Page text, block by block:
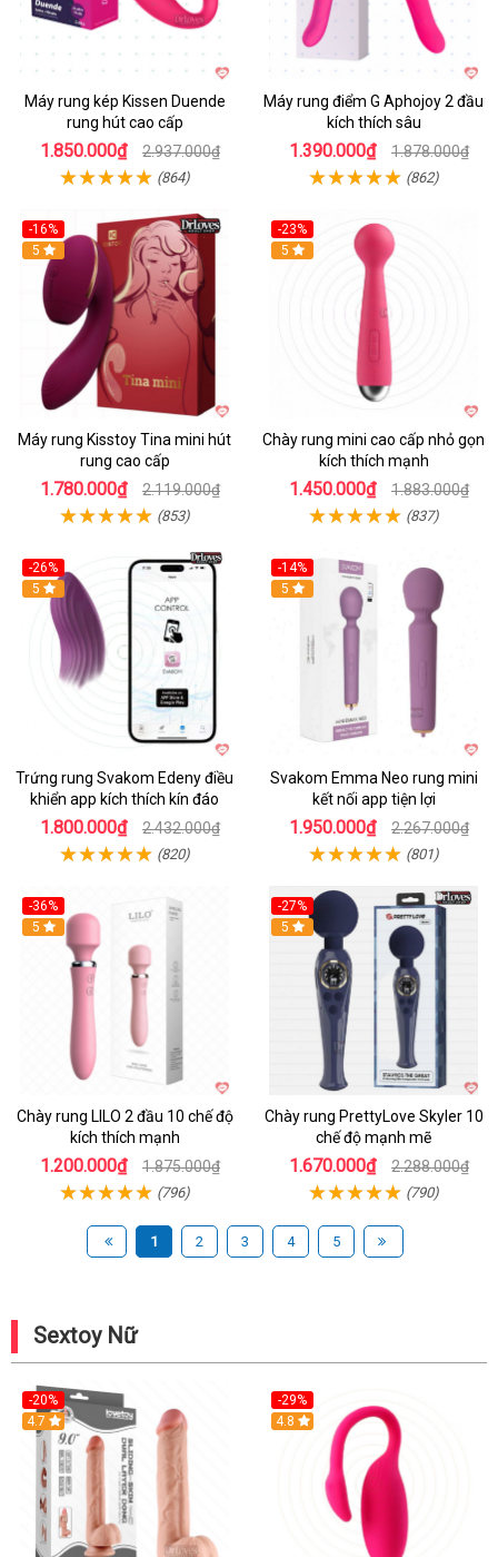
Máy rung kép Kissen Duende
rung hút cao cấp
1.850.000₫ 2.937.000₫
(864)
Máy rung điểm G Aphojoy 2 đầu
kích thích sâu
1.390.000₫ 1.878.000₫
(862)
-16%
Hot
5
Máy rung Kisstoy Tina mini hút
rung cao cấp
1.780.000₫ 2.119.000₫
(853)
-23%
Hot
5
Chày rung mini cao cấp nhỏ gọn
kích thích mạnh
1.450.000₫ 1.883.000₫
(837)
-26%
Hot
5
Trứng rung Svakom Edeny điều
khiển app kích thích kín đáo
1.800.000₫ 2.432.000₫
(820)
-14%
Hot
5
Svakom Emma Neo rung mini
kết nối app tiện lợi
1.950.000₫ 2.267.000₫
(801)
-36%
Hot
5
Chày rung LILO 2 đầu 10 chế độ
kích thích mạnh
1.200.000₫ 1.875.000₫
(796)
-27%
Hot
5
Chày rung PrettyLove Skyler 10
chế độ mạnh mẽ
1.670.000₫ 2.288.000₫
(790)
1 2 3 4 5
Sextoy Nữ
-20%
Hot
4.7
-29%
Hot
4.8